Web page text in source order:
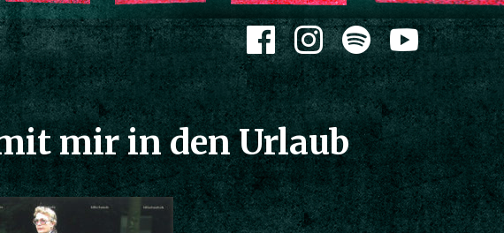
Zum Inhalt springen
mir in den Urlaub